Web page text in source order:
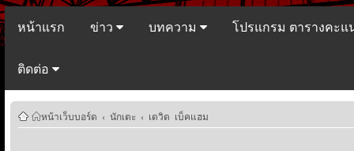
หน้าแรก ข่าว บทความ โปรแกรม ตารางคะ
ติดต่อ
หน้าเว็บบอร์ด ‹ นักเตะ ‹ เดวิด เบ็คแฮม